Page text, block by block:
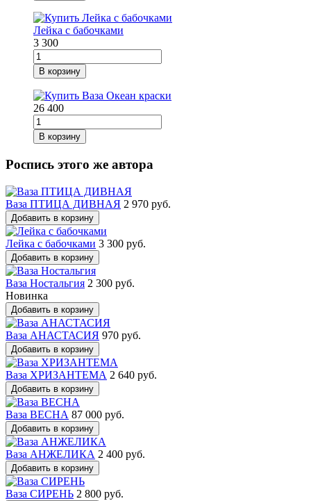
Лейка с бабочками
3 300
В корзину
26 400
В корзину
Роспись этого же автора
Ваза ПТИЦА ДИВНАЯ 2 970 руб.
Добавить в корзину
Лейка с бабочками 3 300 руб.
Добавить в корзину
Ваза Ностальгия 2 300 руб.
Новинка
Добавить в корзину
Ваза АНАСТАСИЯ 970 руб.
Добавить в корзину
Ваза ХРИЗАНТЕМА 2 640 руб.
Добавить в корзину
Ваза ВЕСНА 87 000 руб.
Добавить в корзину
Ваза АНЖЕЛИКА 2 400 руб.
Добавить в корзину
Ваза СИРЕНЬ 2 800 руб.